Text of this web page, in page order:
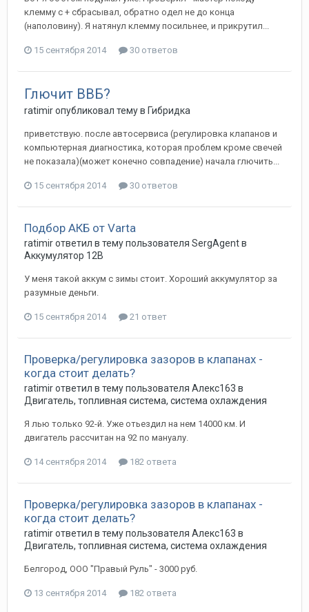
клемму с + сбрасывал, обратно одел не до конца
(наполовину). Я натянул клемму посильнее, и прикрутил...
15 сентября 2014 30 ответов
Глючит ВВБ?
ratimirопубликовал тему в Гибридка
приветствую. после автосервиса (регулировка клапанов и
компьютерная диагностика, которая проблем кроме свечей
не показала)(может конечно совпадение) начала глючить...
15 сентября 2014 30 ответов
Подбор АКБ от Varta
ratimirответил в тему пользователя SergAgentв
Аккумулятор 12В
У меня такой аккум с зимы стоит. Хороший аккумулятор за
разумные деньги.
15 сентября 2014 21 ответ
Проверка/регулировка зазоров в клапанах -
когда стоит делать?
ratimirответил в тему пользователя Алекс163 в
Двигатель, топливная система, система охлаждения
Я лью только 92-й. Уже отьездил на нем 14000 км. И
двигатель рассчитан на 92 по мануалу.
14 сентября 2014 182 ответа
Проверка/регулировка зазоров в клапанах -
когда стоит делать?
ratimirответил в тему пользователя Алекс163 в
Двигатель, топливная система, система охлаждения
Белгород, ООО "Правый Руль" - 3000 руб.
13 сентября 2014 182 ответа